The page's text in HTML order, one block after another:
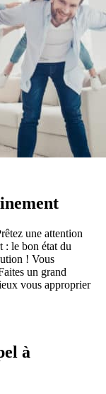
une attention
: le bon état du
! Vous
un grand
vous approprier
à